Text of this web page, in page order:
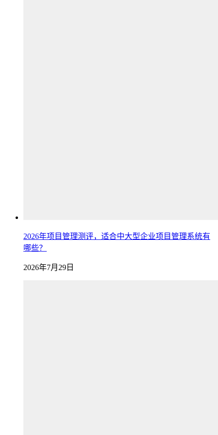
2026年项目管理测评，适合中大型企业项目管理系统有
哪些？
2026年7月29日